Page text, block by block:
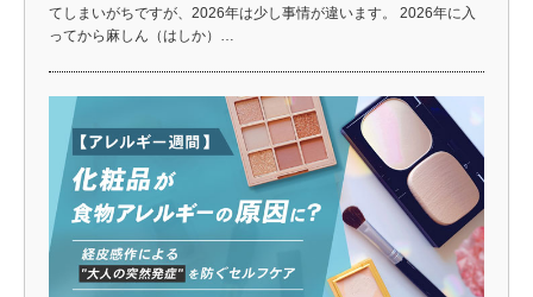
てしまいがちですが、2026年は少し事情が違います。 2026年に入
ってから麻しん（はしか）…